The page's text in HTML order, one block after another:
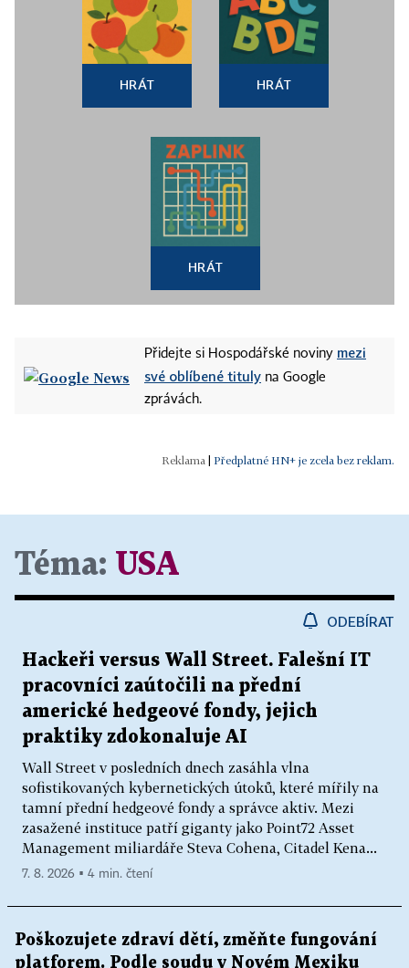
HRÁT HRÁT
HRÁT
Přidejte si Hospodářské noviny mezi
své oblíbené tituly na Google
zprávách.
Předplatné HN+ je zcela bez reklam.
Téma: USA
ODEBÍRAT
Hackeři versus Wall Street. Falešní IT
pracovníci zaútočili na přední
americké hedgeové fondy, jejich
praktiky zdokonaluje AI
Wall Street v posledních dnech zasáhla vlna
sofistikovaných kybernetických útoků, které mířily na
tamní přední hedgeové fondy a správce aktiv. Mezi
zasažené instituce patří giganty jako Point72 Asset
Management miliardáře Steva Cohena, Citadel Kena...
7. 8. 2026 ▪ 4 min. čtení
Poškozujete zdraví dětí, změňte fungování
platforem. Podle soudu v Novém Mexiku